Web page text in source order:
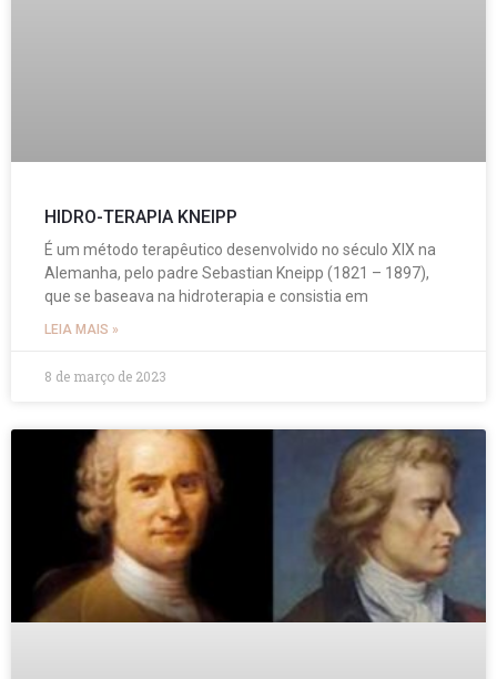
HIDRO-TERAPIA KNEIPP
É um método terapêutico desenvolvido no século XIX na
Alemanha, pelo padre Sebastian Kneipp (1821 – 1897),
que se baseava na hidroterapia e consistia em
LEIA MAIS »
8 de março de 2023